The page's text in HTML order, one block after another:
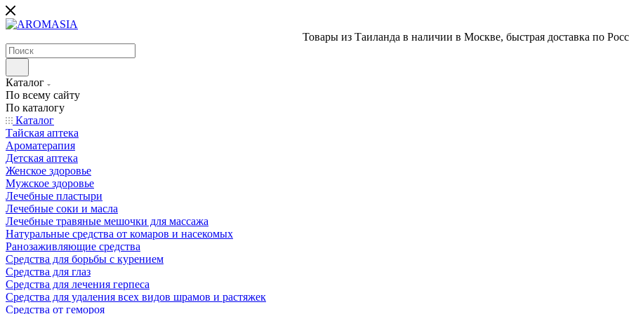
Товары из Таиланда в наличии в Москве, быстрая доставка по
Каталог
По всему сайту
По каталогу
Каталог
Тайская аптека
Ароматерапия
Детская аптека
Женское здоровье
Мужское здоровье
Лечебные пластыри
Лечебные соки и масла
Лечебные травяные мешочки для массажа
Натуральные средства от комаров и насекомых
Ранозаживляющие средства
Средства для борьбы с курением
Средства для глаз
Средства для лечения герпеса
Средства для удаления всех видов шрамов и растяжек
Средства от гемороя